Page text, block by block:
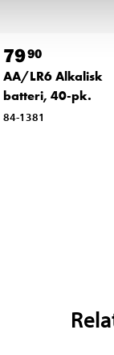
7990
AA/LR6 Alkalisk
batteri, 40-pk.
84-1381